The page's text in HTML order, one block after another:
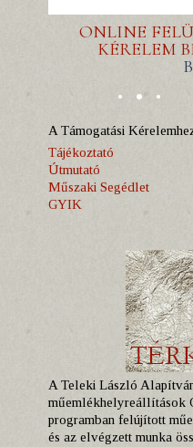
ONLINE
KÉRELEM
A Támogatási
Tájékoztató
Útmutató
Műszaki Segédlet
GYIK
A Teleki László
műemlékhelyreállítások
programban felújított
és az elvégzett munka